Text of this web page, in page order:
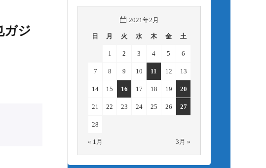
ガジ
2021年2月
日 月 火 水 木 金 土
1 2 3 4 5 6
7 8 9 10 11 12 13
14 15 16 17 18 19 20
21 22 23 24 25 26 27
28
« 1月 3月 »